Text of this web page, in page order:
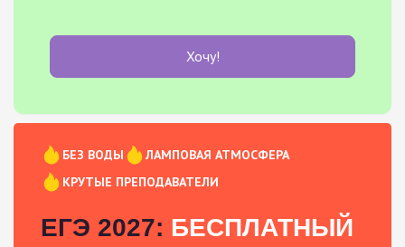
Хочу!
БЕЗ ВОДЫ
ЛАМПОВАЯ АТМОСФЕРА
КРУТЫЕ ПРЕПОДАВАТЕЛИ
ЕГЭ 2027: БЕСПЛАТНЫЙ